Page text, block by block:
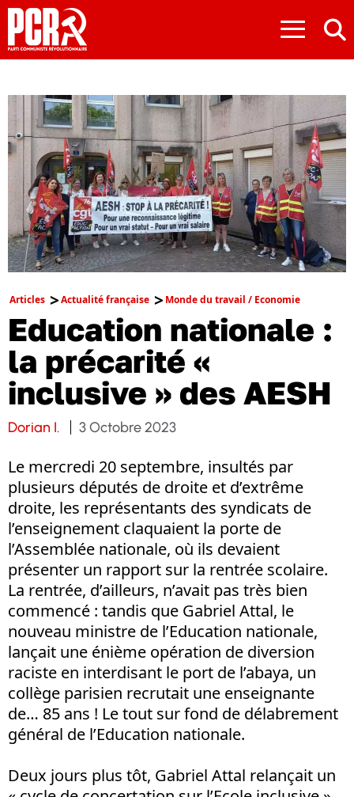
≡
Articles Actualité française Monde du travail / Economie
Education nationale :
la précarité «
inclusive » des AESH
Dorian I. 3 Octobre 2023
Le mercredi 20 septembre, insultés par
plusieurs députés de droite et d’extrême
droite, les représentants des syndicats de
l’enseignement claquaient la porte de
l’Assemblée nationale, où ils devaient
présenter un rapport sur la rentrée scolaire.
La rentrée, d’ailleurs, n’avait pas très bien
commencé : tandis que Gabriel Attal, le
nouveau ministre de l’Education nationale,
lançait une énième opération de diversion
raciste en interdisant le port de l’abaya, un
collège parisien recrutait une enseignante
de… 85 ans ! Le tout sur fond de délabrement
général de l’Education nationale.
Deux jours plus tôt, Gabriel Attal relançait un